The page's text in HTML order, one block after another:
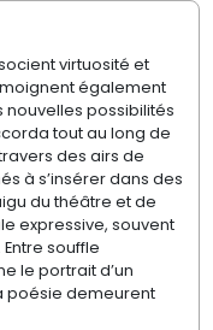
virtuosité et
également
nouvelles possibilités
tout au long de
des airs de
à s’insérer dans des
du théâtre et de
expressive, souvent
souffle
le portrait d’un
poésie demeurent